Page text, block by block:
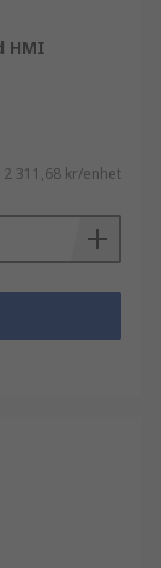
HMI
2 311,68 kr/enhet